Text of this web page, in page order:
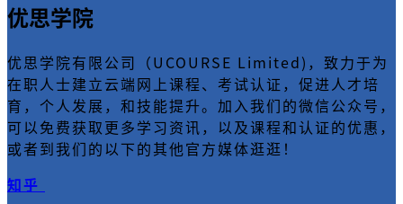
优思学院
优思学院有限公司（UCOURSE Limited)，致力于为
在职人士建立云端网上课程、考试认证，促进人才培
育，个人发展，和技能提升。加入我们的微信公众号，
可以免费获取更多学习资讯，以及课程和认证的优惠，
或者到我们的以下的其他官方媒体逛逛！
知乎